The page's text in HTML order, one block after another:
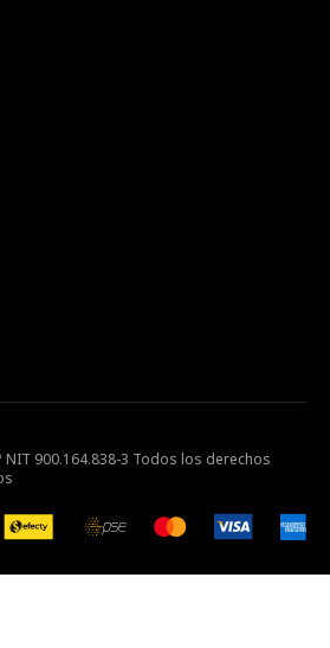
NIT 900.164.838-3 Todos los derechos